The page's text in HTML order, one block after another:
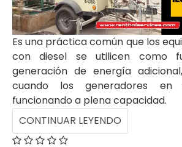
Es una práctica común que los
con diesel se utilicen como
generación de energía
cuando los generadores
funcionando a plena capacidad.
CONTINUAR LEYENDO